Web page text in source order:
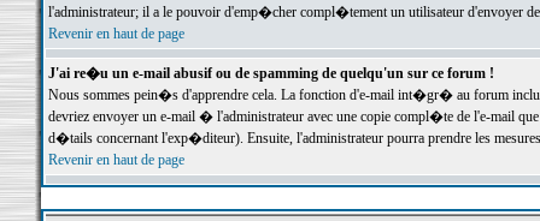
l'administrateur; il a le pouvoir d'emp�cher compl�tement un utilisateur d'envoyer
Revenir en haut de page
J'ai re�u un e-mail abusif ou de spamming de quelqu'un sur ce forum !
Nous sommes pein�s d'apprendre cela. La fonction d'e-mail int�gr� au forum inclut
devriez envoyer un e-mail � l'administrateur avec une copie compl�te de l'e-mail
d�tails concernant l'exp�diteur). Ensuite, l'administrateur pourra prendre les
Revenir en haut de page